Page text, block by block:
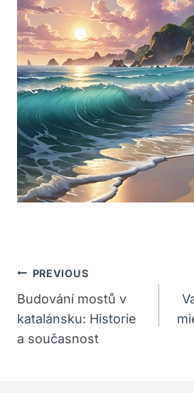
Navigácia
V
Článku
PREVIOUS
Budování mostů v
katalánsku: Historie
a současnost